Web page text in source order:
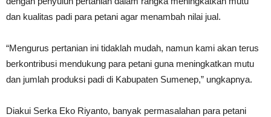
dan kualitas padi para petani agar menambah nilai jual.
“Mengurus pertanian ini tidaklah mudah, namun kami akan terus
berkontribusi mendukung para petani guna meningkatkan mutu
dan jumlah produksi padi di Kabupaten Sumenep,” ungkapnya.
Diakui Serka Eko Riyanto, banyak permasalahan para petani